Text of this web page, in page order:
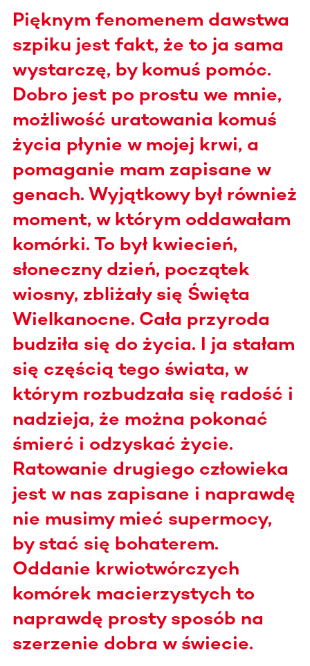
Pięknym fenomenem dawstwa
szpiku jest fakt, że to ja sama
wystarczę, by komuś pomóc.
Dobro jest po prostu we mnie,
możliwość uratowania komuś
życia płynie w mojej krwi, a
pomaganie mam zapisane w
genach. Wyjątkowy był również
moment, w którym oddawałam
komórki. To był kwiecień,
słoneczny dzień, początek
wiosny, zbliżały się Święta
Wielkanocne. Cała przyroda
budziła się do życia. I ja stałam
się częścią tego świata, w
którym rozbudzała się radość i
nadzieja, że można pokonać
śmierć i odzyskać życie.
Ratowanie drugiego człowieka
jest w nas zapisane i naprawdę
nie musimy mieć supermocy,
by stać się bohaterem.
Oddanie krwiotwórczych
komórek macierzystych to
naprawdę prosty sposób na
szerzenie dobra w świecie.